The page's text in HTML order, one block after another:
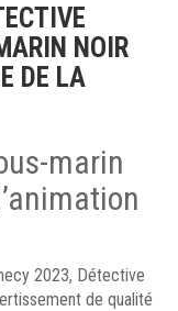
NOIR
DE LA
marin
2023, Détective
de qualité